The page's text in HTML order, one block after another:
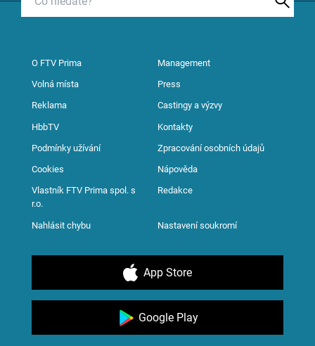
O FTV Prima Management
Volná místa Press
Reklama Castingy a výzvy
HbbTV Kontakty
Podmínky užívání Zpracování osobních údajů
Cookies Nápověda
Vlastník FTV Prima spol. s
r.o.
Redakce
Nahlásit chybu Nastavení soukromí
App Store
Google Play